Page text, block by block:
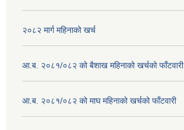
२०८२ मार्ग महिनाको खर्च
आ.ब. २०८१/०८२ को बैशाख महिनाको खर्चको फाँटवारी
आ.ब. २०८१/०८२ को माघ महिनाको खर्चको फाँटवारी